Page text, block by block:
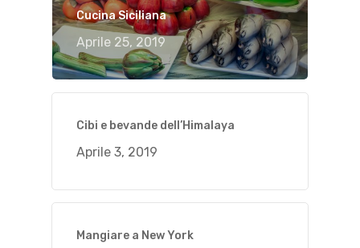
Cucina Siciliana
Aprile 25, 2019
Cibi e bevande dell’Himalaya
Aprile 3, 2019
Mangiare a New York